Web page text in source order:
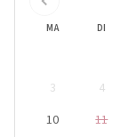
MA DI
3
4
10
11